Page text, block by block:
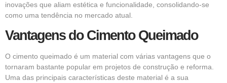
inovações que aliam estética e funcionalidade, consolidando-se
como uma tendência no mercado atual.
Vantagens do Cimento Queimado
O cimento queimado é um material com várias vantagens que o
tornaram bastante popular em projetos de construção e reforma.
Uma das principais características deste material é a sua